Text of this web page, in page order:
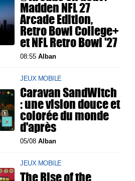
Madden NFL 27
Arcade Edition,
Retro Bowl College+
et NFL Retro Bowl '27
08:55Alban
JEUX MOBILE
Caravan SandWitch
: une vision douce et
colorée du monde
d'après
05/08Alban
JEUX MOBILE
The Rise of the